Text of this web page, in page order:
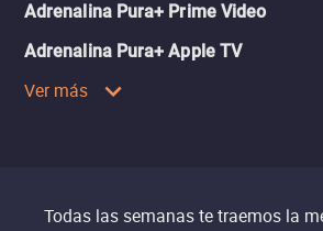
Adrenalina Pura+ Prime Video
Adrenalina Pura+ Apple TV
Ver más
Todas las semanas te traemos la